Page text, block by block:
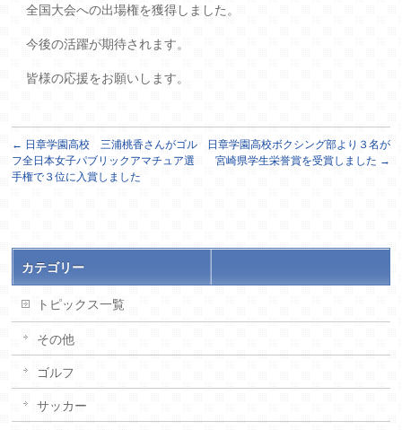
全国大会への出場権を獲得しました。
今後の活躍が期待されます。
皆様の応援をお願いします。
← 日章学園高校 三浦桃香さんがゴル
フ全日本女子パブリックアマチュア選
手権で３位に入賞しました
日章学園高校ボクシング部より３名が
宮崎県学生栄誉賞を受賞しました →
カテゴリー
トピックス一覧
その他
ゴルフ
サッカー